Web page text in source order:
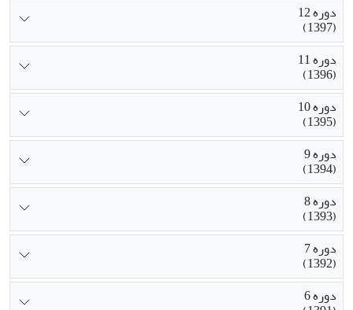
دوره 12
(1397)
دوره 11
(1396)
دوره 10
(1395)
دوره 9
(1394)
دوره 8
(1393)
دوره 7
(1392)
دوره 6